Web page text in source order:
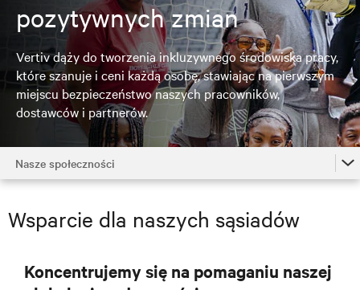
pozytywnych zmian
Vertiv dąży do tworzenia inkluzywnego środowiska pracy,
które szanuje i ceni każdą osobę, stawiając na pierwszym
miejscu bezpieczeństwo naszych pracowników,
dostawców i partnerów.
Nasze społeczności
Wydajne produkty i systemy
Wsparcie dla naszych sąsiadów
Koncentrujemy się na pomaganiu naszej